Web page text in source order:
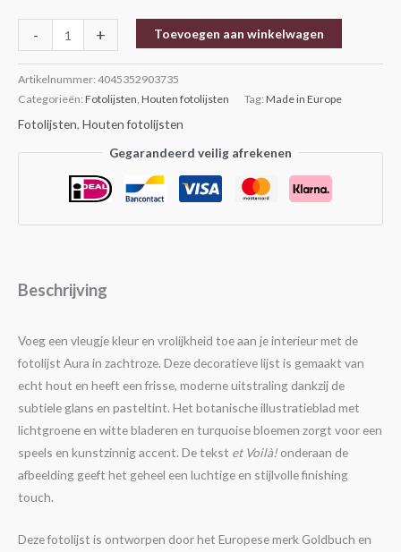
- + Toevoegen aan winkelwagen
Artikelnummer: 4045352903735
Categorieën: Fotolijsten Houten fotolijsten Tag: Made in Europe
Fotolijsten, Houten fotolijsten
Gegarandeerd veilig afrekenen
Beschrijving
Voeg een vleugje kleur en vrolijkheid toe aan je interieur met de
fotolijst Aura in zachtroze. Deze decoratieve lijst is gemaakt van
echt hout en heeft een frisse, moderne uitstraling dankzij de
subtiele glans en pasteltint. Het botanische illustratieblad met
lichtgroene en witte bladeren en turquoise bloemen zorgt voor een
speels en kunstzinnig accent. De tekst et Voilà!onderaan de
afbeelding geeft het geheel een luchtige en stijlvolle finishing
touch.
Deze fotolijst is ontworpen door het Europese merk Goldbuch en